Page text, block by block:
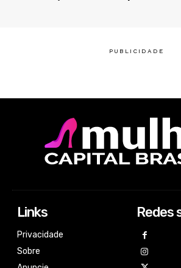
Links
Privacidade
Sobre
Redes